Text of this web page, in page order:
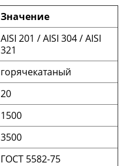
Значение
AISI 201 / AISI 304 / AISI
321
горячекатаный
20
1500
3500
ГОСТ 5582-75